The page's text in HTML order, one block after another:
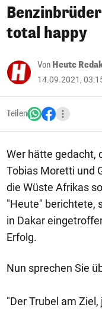
total happy
Von Heute
14.09.2021,
Teilen
Wer hätte gedacht,
Tobias Moretti und
die Wüste Afrikas
"Heute" berichtete,
in Dakar
Erfolg.
Nun sprechen Sie
"Der Trubel am